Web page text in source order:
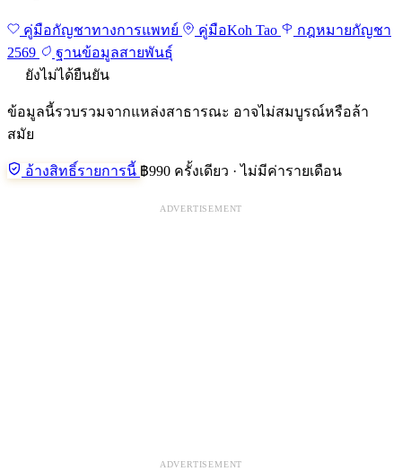
คู่มือกัญชาทางการแพทย์ คู่มือKoh Tao
กฎหมายกัญชา
2569
ฐานข้อมูลสายพันธุ์
ยังไม่ได้ยืนยัน
ข้อมูลนี้รวบรวมจากแหล่งสาธารณะ อาจไม่สมบูรณ์หรือล้า
สมัย
อ้างสิทธิ์รายการนี้ ฿990 ครั้งเดียว · ไม่มีค่ารายเดือน
ADVERTISEMENT
ADVERTISEMENT